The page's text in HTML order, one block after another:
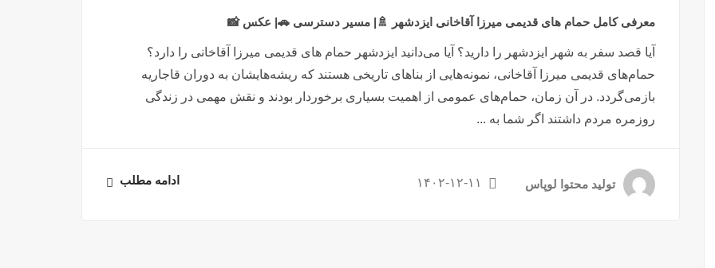
معرفی کامل حمام های قدیمی میرزا آقاخانی ایزدشهر 🚿| مسیر دسترسی 🚗| عکس 📸
آیا قصد سفر به شهر ایزدشهر را دارید؟ آیا می‌دانید ایزدشهر حمام های قدیمی میرزا آقاخانی را دارد؟
حمام‌های قدیمی میرزا آقاخانی، نمونه‌هایی از بناهای تاریخی هستند که ریشه‌هایشان به دوران قاجاریه
بازمی‌گردد. در آن زمان، حمام‌های عمومی از اهمیت بسیاری برخوردار بودند و نقش مهمی در زندگی
روزمره مردم داشتند اگر شما به ...
تولید محتوا لوپاس ۱۴۰۲-۱۲-۱۱ ادامه مطلب